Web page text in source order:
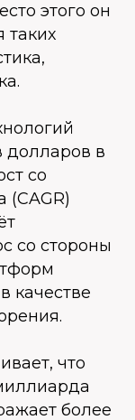
этого он
таких
долларов в
со
со стороны
качестве
что
более